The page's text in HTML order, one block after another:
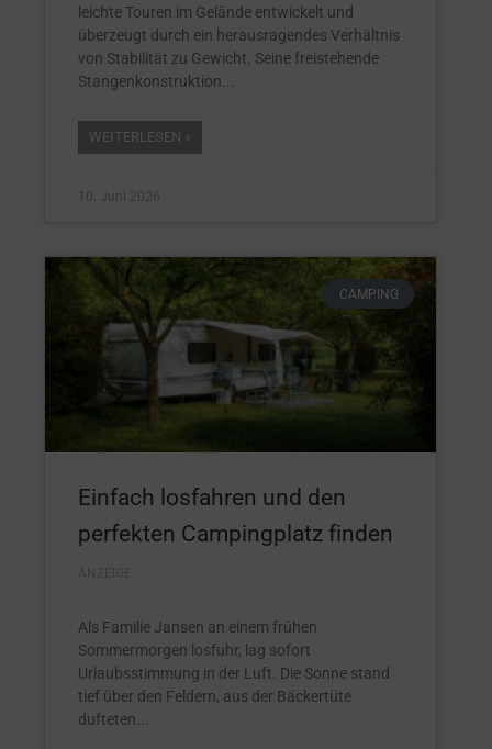
leichte Touren im Gelände entwickelt und
überzeugt durch ein herausragendes Verhältnis
von Stabilität zu Gewicht. Seine freistehende
Stangenkonstruktion
WEITERLESEN »
10. Juni 2026
CAMPING
Einfach losfahren und den
perfekten Campingplatz finden
Als Familie Jansen an einem frühen
Sommermorgen losfuhr, lag sofort
Urlaubsstimmung in der Luft. Die Sonne stand
tief über den Feldern, aus der Bäckertüte
dufteten